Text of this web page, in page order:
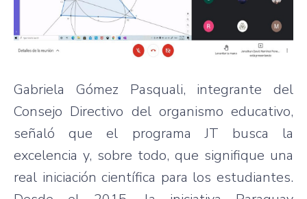
Gabriela Gómez Pasquali, integrante del
Consejo Directivo del organismo educativo,
señaló que el programa JT busca la
excelencia y, sobre todo, que signifique una
real iniciación científica para los estudiantes.